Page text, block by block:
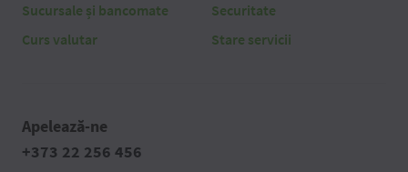
Sucursale și bancomate
Curs valutar
Securitate
Stare servicii
Apelează-ne
+373 22 256 456